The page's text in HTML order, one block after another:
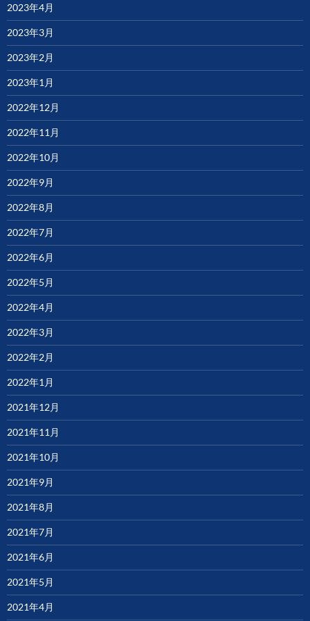
2023年4月
2023年3月
2023年2月
2023年1月
2022年12月
2022年11月
2022年10月
2022年9月
2022年8月
2022年7月
2022年6月
2022年5月
2022年4月
2022年3月
2022年2月
2022年1月
2021年12月
2021年11月
2021年10月
2021年9月
2021年8月
2021年7月
2021年6月
2021年5月
2021年4月